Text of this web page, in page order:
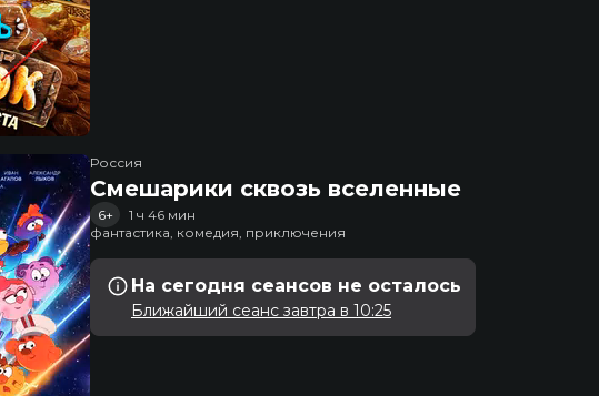
Россия
Смешарики сквозь вселенные
6+
1 ч 46 мин
фантастика, комедия, приключения
На сегодня сеансов не осталось
Ближайший сеанс завтра в 10:25